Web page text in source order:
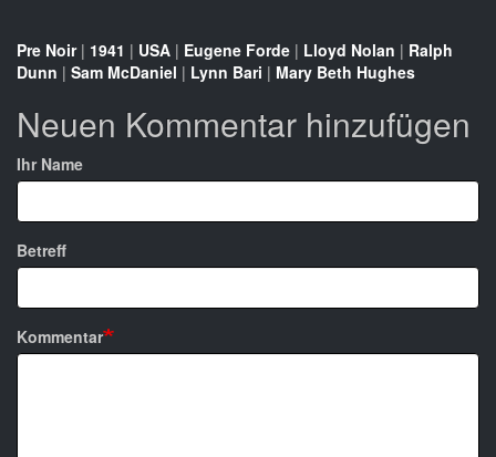
Pre Noir| 1941 | USA | Eugene Forde | Lloyd Nolan | Ralph
Dunn | Sam McDaniel | Lynn Bari | Mary Beth Hughes
Neuen Kommentar hinzufügen
Ihr Name
Betreff
Kommentar